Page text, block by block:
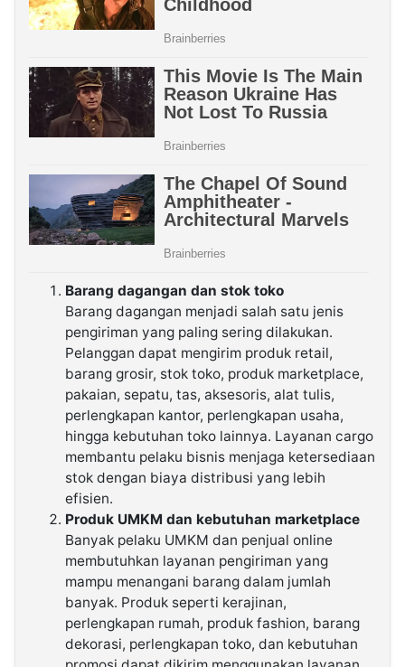
Barang dagangan dan stok toko
Barang dagangan menjadi salah satu jenis
pengiriman yang paling sering dilakukan.
Pelanggan dapat mengirim produk retail,
barang grosir, stok toko, produk marketplace,
pakaian, sepatu, tas, aksesoris, alat tulis,
perlengkapan kantor, perlengkapan usaha,
hingga kebutuhan toko lainnya. Layanan cargo
membantu pelaku bisnis menjaga ketersediaan
stok dengan biaya distribusi yang lebih
efisien.
Produk UMKM dan kebutuhan marketplace
Banyak pelaku UMKM dan penjual online
membutuhkan layanan pengiriman yang
mampu menangani barang dalam jumlah
banyak. Produk seperti kerajinan,
perlengkapan rumah, produk fashion, barang
dekorasi, perlengkapan toko, dan kebutuhan